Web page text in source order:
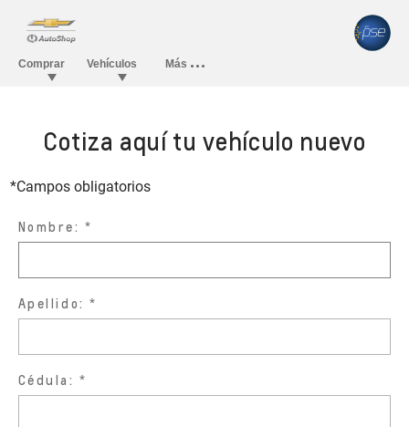
Cotiza aquí tu vehículo nuevo
*Campos obligatorios
Nombre:
Apellido:
Cédula: